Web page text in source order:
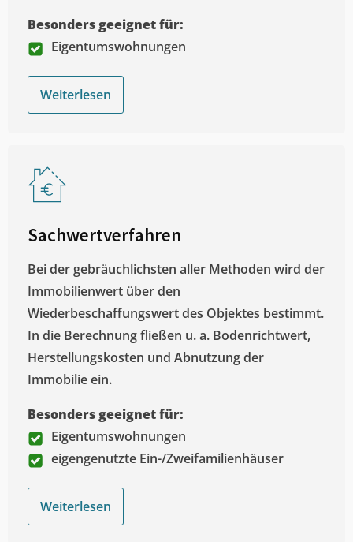
Besonders geeignet für:
Eigentumswohnungen
Weiterlesen
Sachwertverfahren
Bei der gebräuchlichsten aller Methoden wird der
Immobilienwert über den
Wiederbeschaffungswert des Objektes bestimmt.
In die Berechnung fließen u. a. Bodenrichtwert,
Herstellungskosten und Abnutzung der
Immobilie ein.
Besonders geeignet für:
Eigentumswohnungen
eigengenutzte Ein-/Zweifamilienhäuser
Weiterlesen